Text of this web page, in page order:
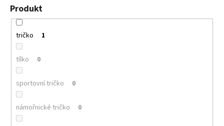
Produkt
tričko 1
tílko 0
sportovní tričko 0
námořnické tričko 0